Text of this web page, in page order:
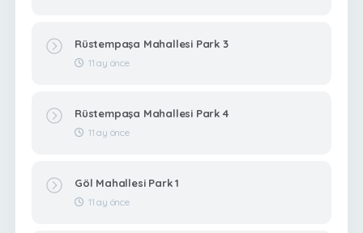
Rüstempaşa Mahallesi Park 3
11 ay önce
Rüstempaşa Mahallesi Park 4
11 ay önce
Göl Mahallesi Park 1
11 ay önce